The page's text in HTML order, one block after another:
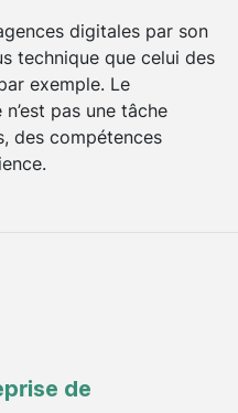
digitales par son
technique que celui des
exemple. Le
pas une tâche
des compétences
de